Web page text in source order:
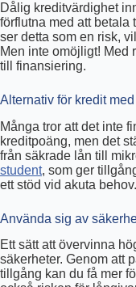
Dålig kreditvärdighet
förflutna med att
ser detta som en risk,
Men inte omöjligt! Med
till finansiering.
Alternativ för kredit
Många tror att det inte
kreditpoäng, men det
från säkrade lån till
student, som ger
ett stöd vid akuta behov.
Använda sig av
Ett sätt att övervinna
säkerheter. Genom att
tillgång kan du få mer